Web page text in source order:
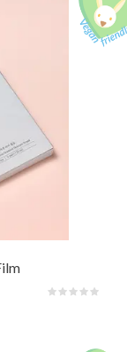
collageenfilmgaas
wordt verbeterd